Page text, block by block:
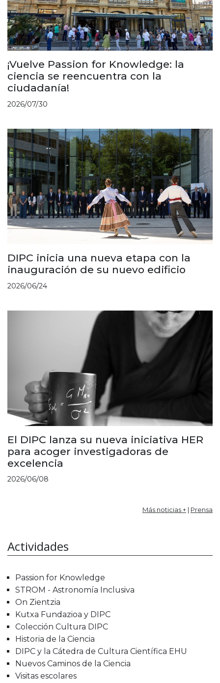
¡Vuelve Passion for Knowledge: la
ciencia se reencuentra con la
ciudadanía!
2026/07/30
DIPC inicia una nueva etapa con la
inauguración de su nuevo edificio
2026/06/24
El DIPC lanza su nueva iniciativa HER
para acoger investigadoras de
excelencia
2026/06/08
Más noticias + | Prensa
Actividades
Passion for Knowledge
STROM - Astronomía Inclusiva
On Zientzia
Kutxa Fundazioa y DIPC
Colección Cultura DIPC
Historia de la Ciencia
DIPC y la Cátedra de Cultura Científica EHU
Nuevos Caminos de la Ciencia
Visitas escolares